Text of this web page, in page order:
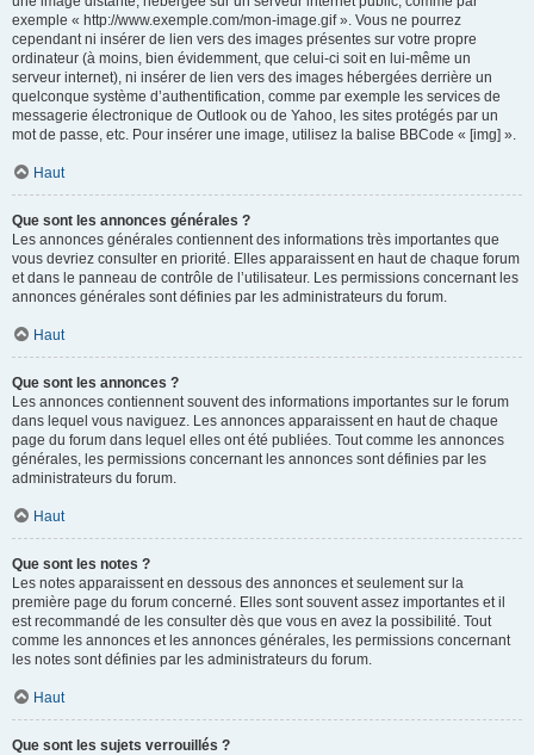
exemple « http://www.exemple.com/mon-image.gif ». Vous ne pourrez
cependant ni insérer de lien vers des images présentes sur votre propre
ordinateur (à moins, bien évidemment, que celui-ci soit en lui-même un
serveur internet), ni insérer de lien vers des images hébergées derrière un
quelconque système d’authentification, comme par exemple les services de
messagerie électronique de Outlook ou de Yahoo, les sites protégés par un
mot de passe, etc. Pour insérer une image, utilisez la balise BBCode « [img] ».
Haut
Que sont les annonces générales ?
Les annonces générales contiennent des informations très importantes que
vous devriez consulter en priorité. Elles apparaissent en haut de chaque forum
et dans le panneau de contrôle de l’utilisateur. Les permissions concernant les
annonces générales sont définies par les administrateurs du forum.
Haut
Que sont les annonces ?
Les annonces contiennent souvent des informations importantes sur le forum
dans lequel vous naviguez. Les annonces apparaissent en haut de chaque
page du forum dans lequel elles ont été publiées. Tout comme les annonces
générales, les permissions concernant les annonces sont définies par les
administrateurs du forum.
Haut
Que sont les notes ?
Les notes apparaissent en dessous des annonces et seulement sur la
première page du forum concerné. Elles sont souvent assez importantes et il
est recommandé de les consulter dès que vous en avez la possibilité. Tout
comme les annonces et les annonces générales, les permissions concernant
les notes sont définies par les administrateurs du forum.
Haut
Que sont les sujets verrouillés ?